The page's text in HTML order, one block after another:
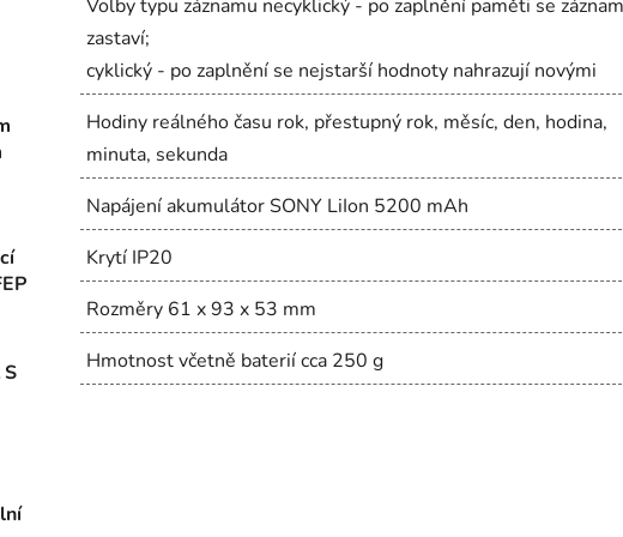
Volby typu záznamu necyklický - po zaplnění paměti se záznam
zastaví;
cyklický - po zaplnění se nejstarší hodnoty nahrazují novými
Hodiny reálného času rok, přestupný rok, měsíc, den, hodina,
minuta, sekunda
Napájení akumulátor SONY LiIon 5200 mAh
Krytí IP20
Rozměry 61 x 93 x 53 mm
Hmotnost včetně baterií cca 250 g